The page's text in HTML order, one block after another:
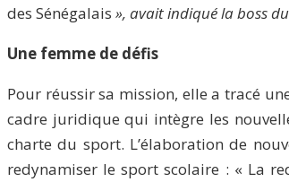
des Sénégalais », avait indiqué la boss
Une femme de défis
Pour réussir sa mission, elle a tracé
cadre juridique qui intègre les
charte du sport. L’élaboration de
redynamiser le sport scolaire : « La